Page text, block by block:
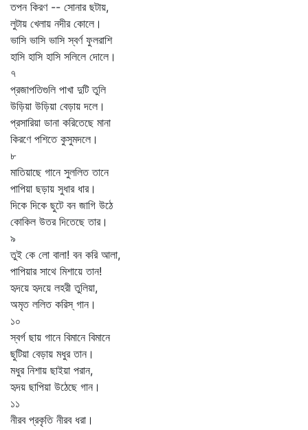
তপন কিরণ -- সোনার ছটায়,
লুটায় খেলায় নদীর কোলে।
ভাসি ভাসি ভাসি স্বর্ণ ফুলরাশি
হাসি হাসি হাসি সলিলে দোলে।
৭
প্রজাপতিগুলি পাখা দুটি তুলি
উড়িয়া উড়িয়া বেড়ায় দলে।
প্রসারিয়া ডানা করিতেছে মানা
কিরণে পশিতে কুসুমদলে।
৮
মাতিয়াছে গানে সুললিত তানে
পাপিয়া ছড়ায় সুধার ধার।
দিকে দিকে ছুটে বন জাগি উঠে
কোকিল উতর দিতেছে তার।
৯
তুই কে লো বালা! বন করি আলা,
পাপিয়ার সাথে মিশায়ে তান!
হৃদয়ে হৃদয়ে লহরী তুলিয়া,
অমৃত ললিত করিস্‌ গান।
১০
স্বর্গ ছায় গানে বিমানে বিমানে
ছুটিয়া বেড়ায় মধুর তান।
মধুর নিশায় ছাইয়া পরান,
হৃদয় ছাপিয়া উঠেছে গান।
১১
নীরব প্রকৃতি নীরব ধরা।